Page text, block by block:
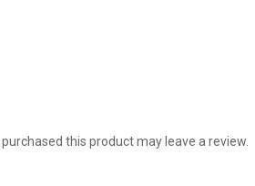
this product may leave a review.